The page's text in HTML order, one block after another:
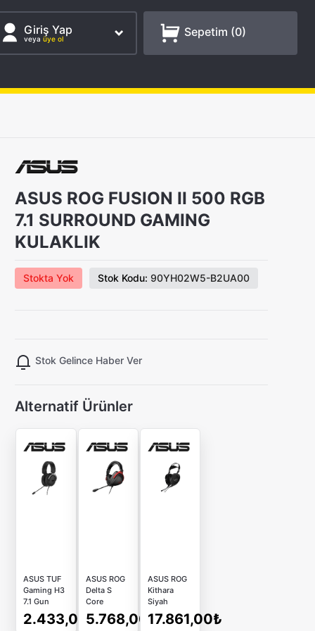
Giriş Yap
veya üye ol Sepetim (0)
ASUS ROG FUSION II 500 RGB
7.1 SURROUND GAMING
KULAKLIK
Stokta Yok Stok Kodu: 90YH02W5-B2UA00
Stok Gelince Haber Ver
Alternatif Ürünler
ASUS TUF
Gaming H3
7.1 Gun
Metal
Pc/Mac/Ps4/Nintendo/Mobil
2.433,00₺
ASUS ROG
Delta S
Core
Gaming
Kulaklık
5.768,00₺
ASUS ROG
Kithara
Siyah
Kablolu
Oyuncu
17.861,00₺